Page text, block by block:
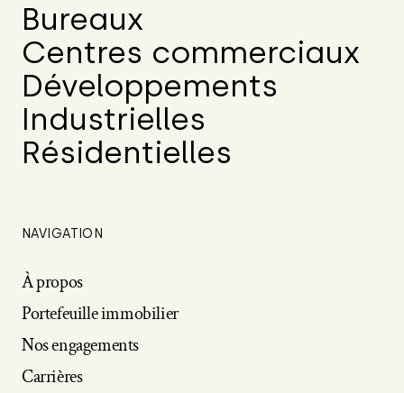
Bureaux
Centres commerciaux
Développements
Industrielles
Résidentielles
NAVIGATION
À propos
Portefeuille immobilier
Nos engagements
Carrières